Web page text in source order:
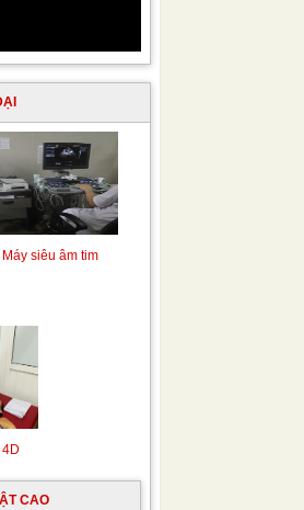
Máy siêu âm tim
CAO